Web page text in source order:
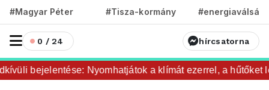
#Magyar Péter #Tisza-kormány #energiaválság
0 / 24 hírcsatorna
bejelentése: Nyomhatjátok a klímát ezerrel, a hűtőket